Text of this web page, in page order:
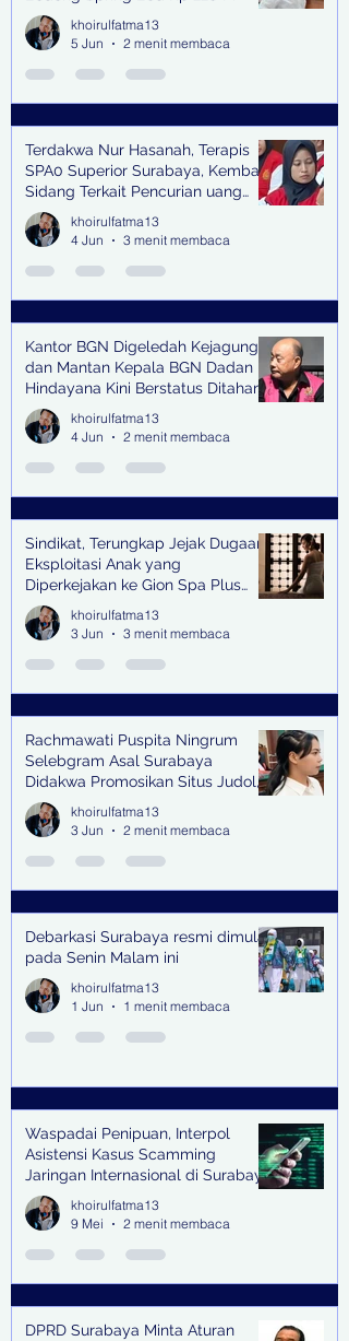
khoirulfatma13
5 Jun
2 menit membaca
Terdakwa Nur Hasanah, Terapis
SPA0 Superior Surabaya, Kembali
Sidang Terkait Pencurian uang
senilai Rp1,285 M di PN Surabaya
khoirulfatma13
4 Jun
3 menit membaca
Kantor BGN Digeledah Kejagung
dan Mantan Kepala BGN Dadan
Hindayana Kini Berstatus Ditahan
khoirulfatma13
4 Jun
2 menit membaca
Sindikat, Terungkap Jejak Dugaan
Eksploitasi Anak yang
Diperkejakan ke Gion Spa Plus
and Pub Surabaya,
khoirulfatma13
3 Jun
3 menit membaca
Rachmawati Puspita Ningrum
Selebgram Asal Surabaya
Didakwa Promosikan Situs Judol,
Raup Rp2 Juta dari Tiga Kali
Endorse
khoirulfatma13
3 Jun
2 menit membaca
Debarkasi Surabaya resmi dimulai
pada Senin Malam ini
khoirulfatma13
1 Jun
1 menit membaca
Waspadai Penipuan, Interpol
Asistensi Kasus Scamming
Jaringan Internasional di Surabaya
khoirulfatma13
9 Mei
2 menit membaca
DPRD Surabaya Minta Aturan